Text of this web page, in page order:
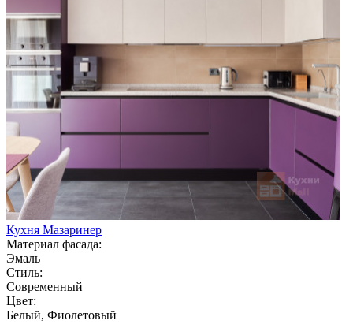
Кухня Мазаринер
Материал фасада:
Эмаль
Стиль:
Современный
Цвет:
Белый, Фиолетовый